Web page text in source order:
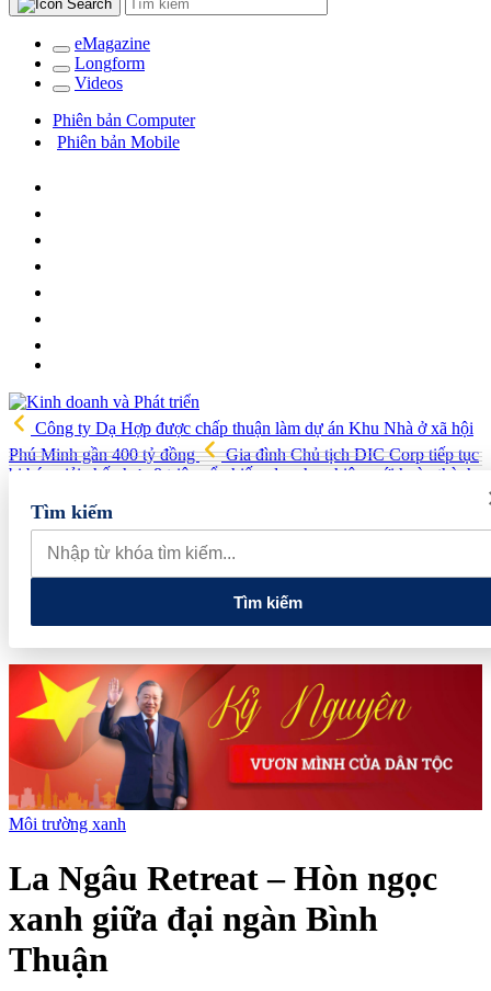
eMagazine
Longform
Videos
Phiên bản Computer
Phiên bản Mobile
Công ty Dạ Hợp được chấp thuận làm dự án Khu Nhà ở xã hội
Phú Minh gần 400 tỷ đồng
Gia đình Chủ tịch DIC Corp tiếp tục
bị bán giải chấp hơn 8 triệu cổ phiếu, doanh nghiệp mới hoàn thành
khoảng 1/4 kế hoạch năm
quay đầu giảm sâu
Thiết lập các cơ chế, chính sách đặc thù để
thúc đẩy phát triển khu kinh tế đặc biệt
7/8: Dầu thế giới bật tăng mạnh, giá xăng trong nước đồng loạt giảm
Tìm kiếm
Tìm kiếm
Môi trường xanh
La Ngâu Retreat – Hòn ngọc
xanh giữa đại ngàn Bình
Thuận